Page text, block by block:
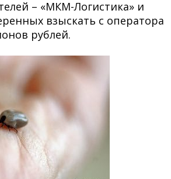
– «МКМ-Логистика» и
взыскать с оператора
рублей.